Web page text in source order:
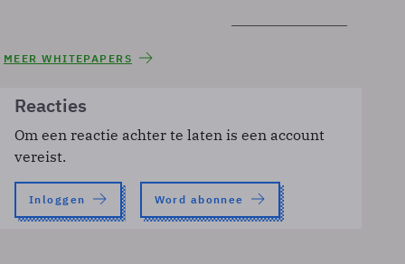
MEER WHITEPAPERS
Reacties
Om een reactie achter te laten is een account
vereist.
Inloggen Word abonnee